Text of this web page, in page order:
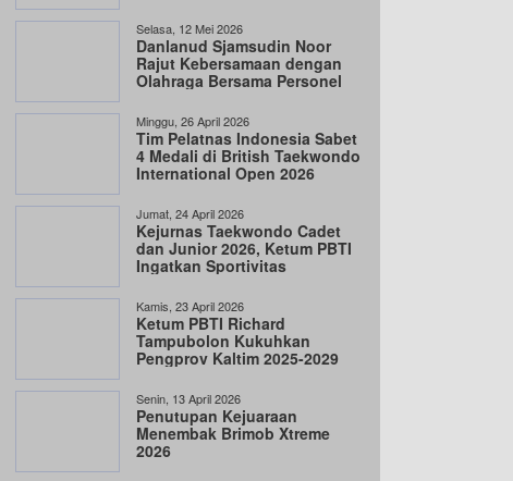
Selasa, 12 Mei 2026
Danlanud Sjamsudin Noor
Rajut Kebersamaan dengan
Olahraga Bersama Personel
Minggu, 26 April 2026
Tim Pelatnas Indonesia Sabet
4 Medali di British Taekwondo
International Open 2026
Jumat, 24 April 2026
Kejurnas Taekwondo Cadet
dan Junior 2026, Ketum PBTI
Ingatkan Sportivitas
Kamis, 23 April 2026
Ketum PBTI Richard
Tampubolon Kukuhkan
Pengprov Kaltim 2025-2029
Senin, 13 April 2026
Penutupan Kejuaraan
Menembak Brimob Xtreme
2026